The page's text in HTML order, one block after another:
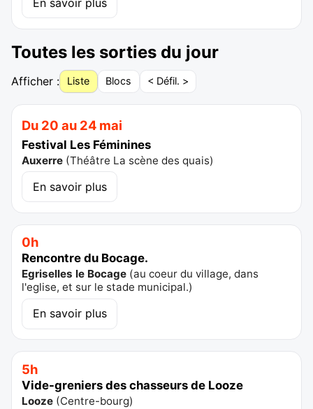
Toutes les sorties du jour
Afficher : Liste Blocs < Défil. >
Du 20 au 24 mai
Festival Les Féminines
Auxerre (Théâtre La scène des quais)
En savoir plus
0h
Rencontre du Bocage.
Egriselles le Bocage (au coeur du village, dans
l'eglise, et sur le stade municipal.)
En savoir plus
5h
Vide-greniers des chasseurs de Looze
Looze (Centre-bourg)